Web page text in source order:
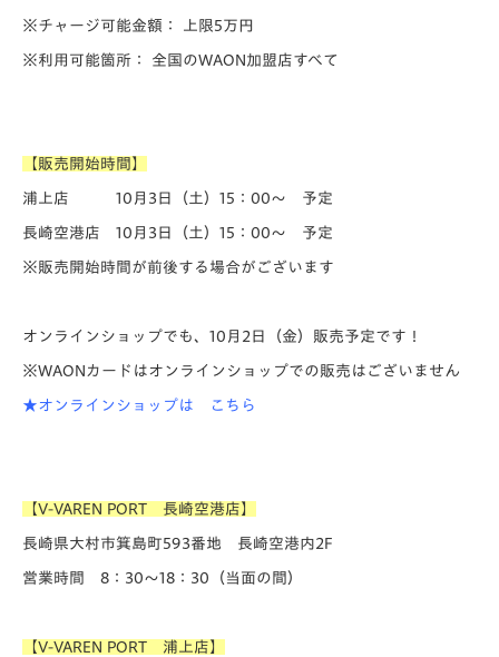
※チャージ可能金額： 上限5万円
※利用可能箇所： 全国のWAON加盟店すべて
【販売開始時間】
浦上店 10月3日（土）15：00～ 予定
長崎空港店 10月3日（土）15：00～ 予定
※販売開始時間が前後する場合がございます
オンラインショップでも、10月2日（金）販売予定です！
※WAONカードはオンラインショップでの販売はございません
★オンラインショップは こちら
【V-VAREN PORT 長崎空港店】
長崎県大村市箕島町593番地 長崎空港内2F
営業時間 8：30～18：30（当面の間）
【V-VAREN PORT 浦上店】